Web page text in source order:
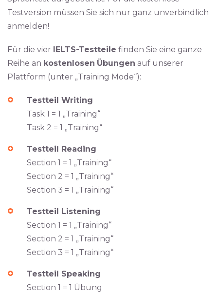
Testversion müssen Sie sich nur ganz unverbindlich
anmelden!
Für die vier IELTS-Testteile finden Sie eine ganze
Reihe an kostenlosen Übungen auf unserer
Plattform (unter „Training Mode“):
Testteil Writing
Task 1 = 1 „Training“
Task 2 = 1 „Training“
Testteil Reading
Section 1 = 1 „Training“
Section 2 = 1 „Training“
Section 3 = 1 „Training“
Testteil Listening
Section 1 = 1 „Training“
Section 2 = 1 „Training“
Section 3 = 1 „Training“
Testteil Speaking
Section 1 = 1 Übung